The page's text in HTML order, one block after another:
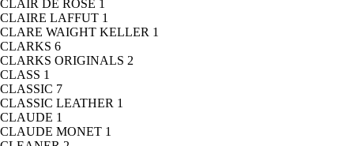
CLAIR DE ROSE 1
CLAIRE LAFFUT 1
CLARE WAIGHT KELLER 1
CLARKS 6
CLARKS ORIGINALS 2
CLASS 1
CLASSIC 7
CLASSIC LEATHER 1
CLAUDE 1
CLAUDE MONET 1